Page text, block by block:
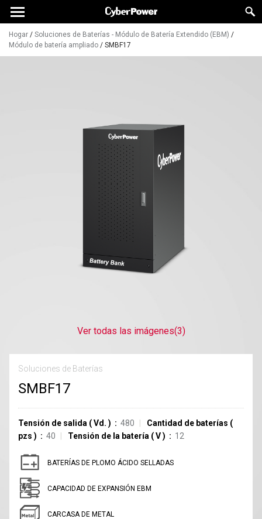
Hogar / Soluciones de Baterías - Módulo de Batería Extendido (EBM) /
Módulo de batería ampliado / SMBF17
Ver todas las imágenes(3)
Soluciones de Baterías
SMBF17
Tensión de salida (Vd. ) 480 Cantidad de baterías (
pzs ) 40 Tensión de la batería (V) 12
BATERÍAS DE PLOMO ÁCIDO SELLADAS
CAPACIDAD DE EXPANSIÓN EBM
CARCASA DE METAL